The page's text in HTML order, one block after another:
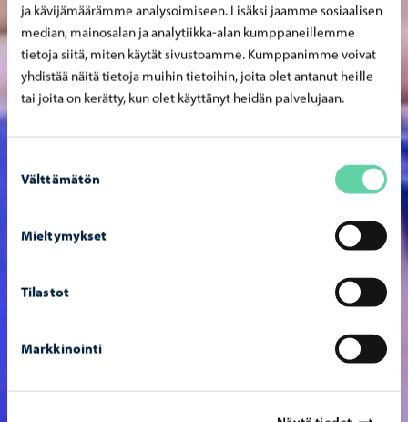
ja kävijämäärämme analysoimiseen. Lisäksi jaamme sosiaalisen
median, mainosalan ja analytiikka-alan kumppaneillemme
tietoja siitä, miten käytät sivustoamme. Kumppanimme voivat
yhdistää näitä tietoja muihin tietoihin, joita olet antanut heille
tai joita on kerätty, kun olet käyttänyt heidän palvelujaan.
valinta
Välttämätön
Mieltymykset
Tilastot
Markkinointi